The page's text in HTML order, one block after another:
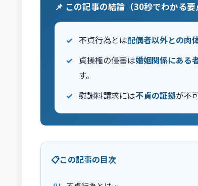
📌 この記事の結論（30秒でわかる要
不貞行為とは配偶者以外との肉
貞操権の侵害は婚姻関係にある
す。
慰謝料請求には不貞の証拠が不
この記事の目次